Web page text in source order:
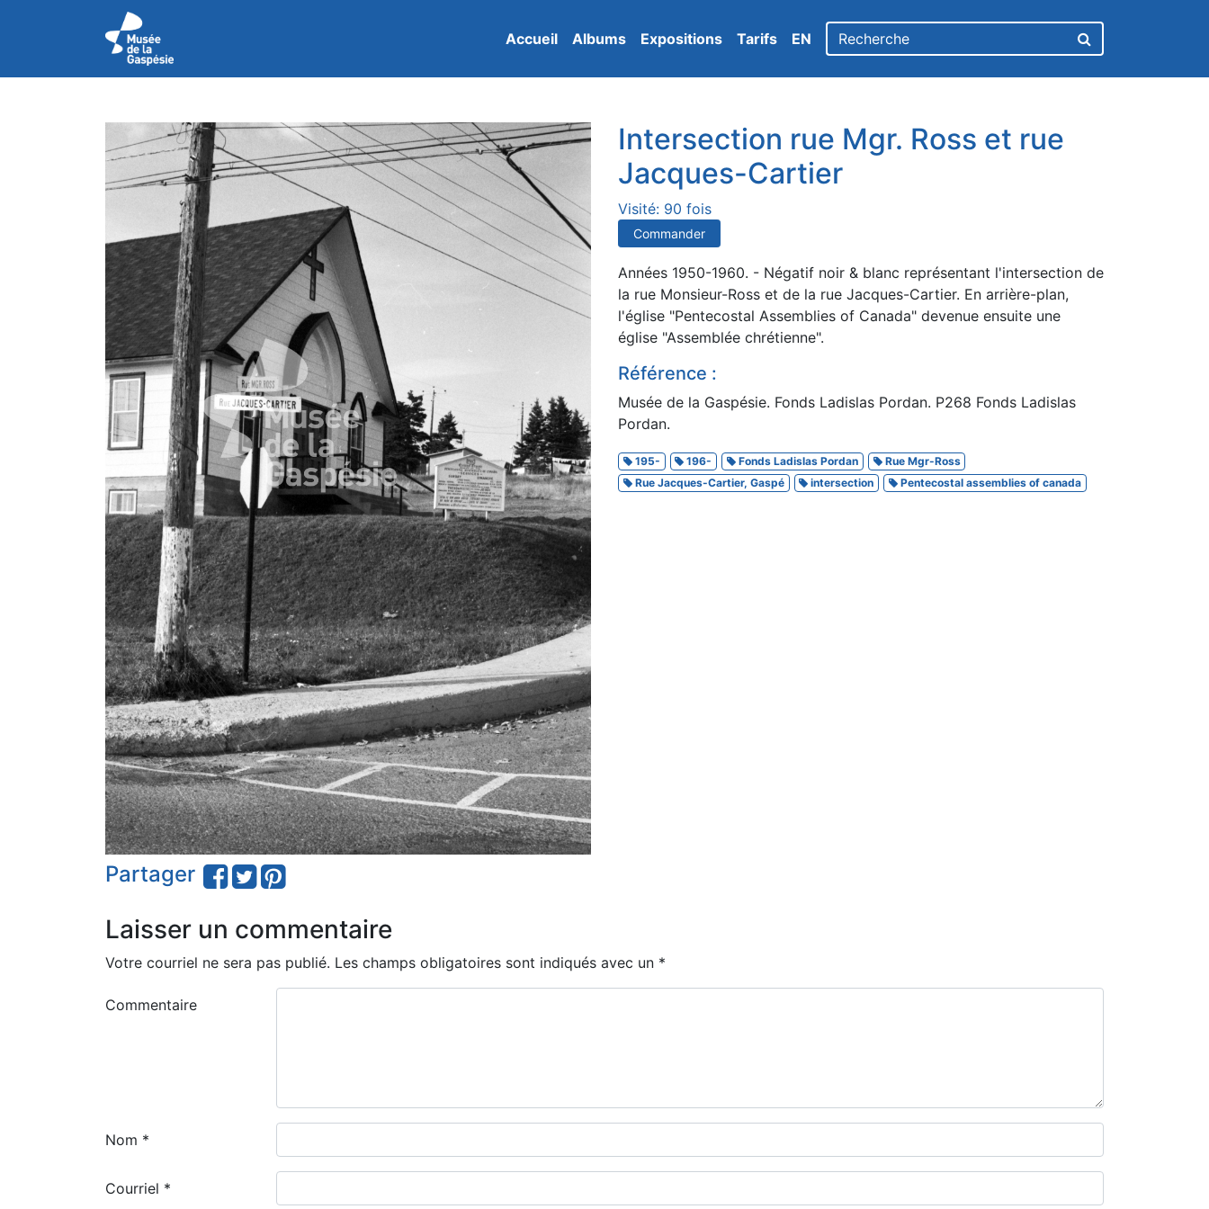
Accueil Albums Expositions Tarifs EN
Partager
Intersection rue Mgr. Ross et rue
Jacques-Cartier
Visité: 90 fois
Commander
Années 1950-1960. - Négatif noir & blanc représentant l'intersection de
la rue Monsieur-Ross et de la rue Jacques-Cartier. En arrière-plan,
l'église "Pentecostal Assemblies of Canada" devenue ensuite une
église "Assemblée chrétienne".
Référence :
Musée de la Gaspésie. Fonds Ladislas Pordan. P268 Fonds Ladislas
Pordan.
195- 196- Fonds Ladislas Pordan
Rue Mgr-Ross
Rue Jacques-Cartier, Gaspé
intersection Pentecostal assemblies of canada
Laisser un commentaire
Votre courriel ne sera pas publié. Les champs obligatoires sont indiqués avec un *
Commentaire
Nom *
Courriel *